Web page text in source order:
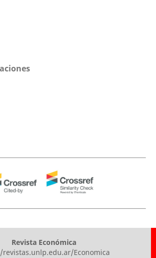
Revista Económica
Economica